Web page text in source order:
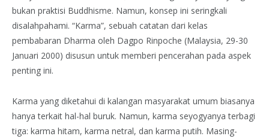
bukan praktisi Buddhisme. Namun, konsep ini seringkali
disalahpahami. “Karma”, sebuah catatan dari kelas
pembabaran Dharma oleh Dagpo Rinpoche (Malaysia, 29-30
Januari 2000) disusun untuk memberi pencerahan pada aspek
penting ini.
Karma yang diketahui di kalangan masyarakat umum biasanya
hanya terkait hal-hal buruk. Namun, karma seyogyanya terbagi
tiga: karma hitam, karma netral, dan karma putih. Masing-